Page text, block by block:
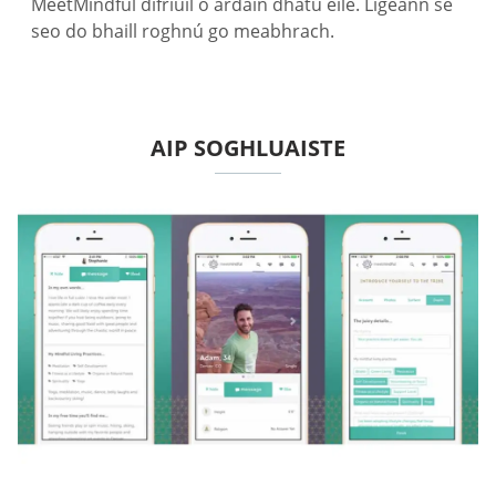
seo do bhaill roghnú go meabhrach.
AIP SOGHLUAISTE